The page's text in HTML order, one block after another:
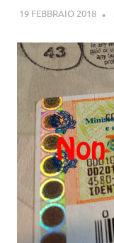
19 FEBBRAIO 2018